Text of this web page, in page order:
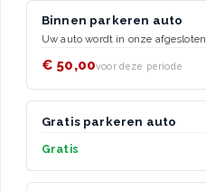
Binnen parkeren auto
Uw auto wordt in onze
€ 50,00voor deze periode
Gratis parkeren auto
Gratis